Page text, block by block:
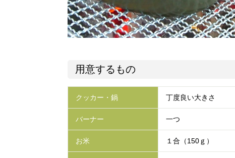
用意するもの
クッカー・鍋 丁度良い大きさ
バーナー 一つ
お米 １合（150ｇ）